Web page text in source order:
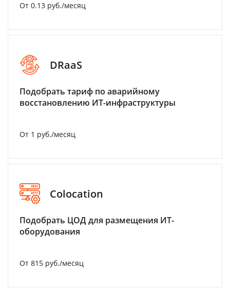
От 0.13 руб./месяц
DRaaS
Подобрать тариф по аварийному
восстановлению ИТ-инфраструктуры
От 1 руб./месяц
Colocation
Подобрать ЦОД для размещения ИТ-
оборудования
От 815 руб./месяц